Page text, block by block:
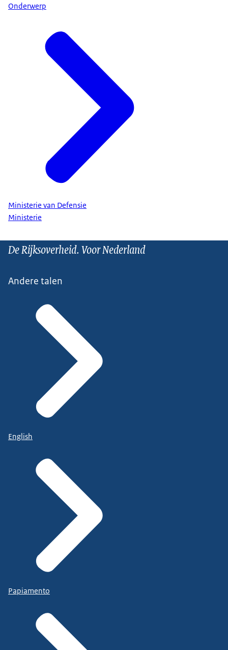
Onderwerp
Ministerie van Defensie
Ministerie
De Rijksoverheid. Voor Nederland
Andere talen
English
Papiamento